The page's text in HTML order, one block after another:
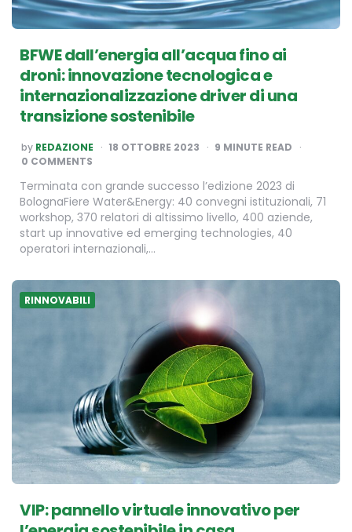
BFWE dall’energia all’acqua fino ai
droni: innovazione tecnologica e
internazionalizzazione driver di una
transizione sostenibile
POSTED
BY
by REDAZIONE 18 OTTOBRE 2023 9 MINUTE READ
0 COMMENTS
Terminata con grande successo l’edizione 2023 di
BolognaFiere Water&Energy: 40 convegni istituzionali, 71
workshop, 370 relatori di altissimo livello, 400 aziende,
start up innovative ed emerging technologies, 40
operatori internazionali,…
RINNOVABILI
VIP: pannello virtuale innovativo per